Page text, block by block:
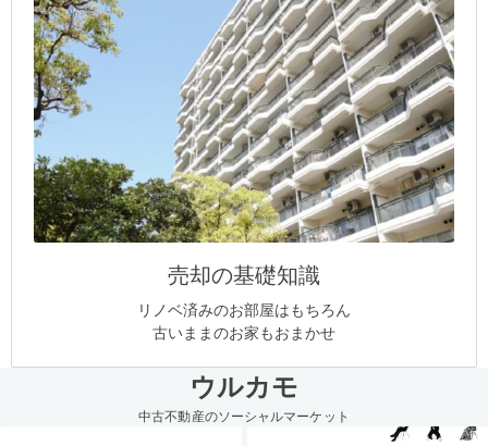
売却の基礎知識
リノベ済みのお部屋はもちろん
古いままのお家もおまかせ
ウルカモ
中古不動産のソーシャルマーケット